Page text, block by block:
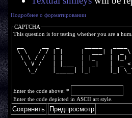
Подробнее о форматировании
CAPTCHA
This question is for testing whether you are a
\ \   / / | |     |  ___| |  _ \
  \ \ / /  | |     | |_    | |_) |
   \ V /   | |___  |  _|   |  _ <
\_/    |_____| |_|     |_|
Enter the code above: *
Enter the code depicted in ASCII art style.